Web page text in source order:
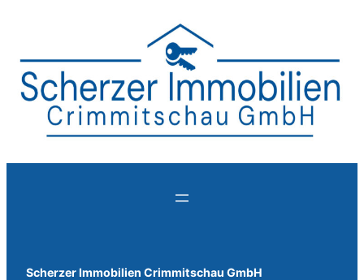
Scherzer Immobilien Crimmitschau GmbH